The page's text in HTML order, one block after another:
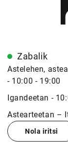
Zabalik
Astelehen,
- 10:00 - 19:00
Igandeetan -
Astearteetan –
Nola iritsi